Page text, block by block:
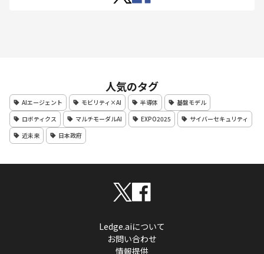
人気のタグ
AIエージェント モビリティ×AI 半導体
基盤モデル
ロボティクス
マルチモーダルAI EXPO2025
サイバーセキュリティ
近未来
日本政府
Ledge.aiについて
お問い合わせ
情報提供